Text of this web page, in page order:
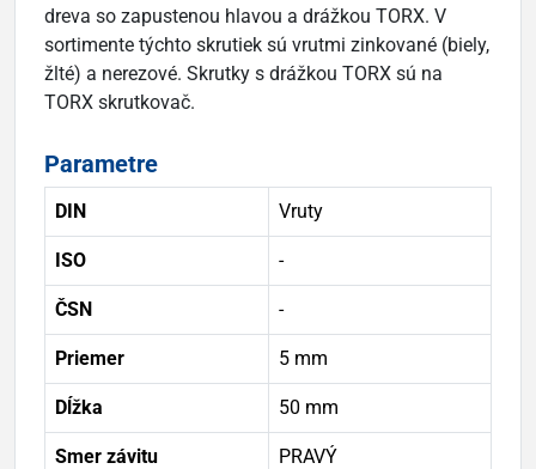
dreva so zapustenou hlavou a drážkou TORX. V
sortimente týchto skrutiek sú vrutmi zinkované (biely,
žlté) a nerezové. Skrutky s drážkou TORX sú na
TORX skrutkovač.
Parametre
DIN Vruty
ISO -
ČSN -
Priemer 5 mm
Dĺžka 50 mm
Smer závitu PRAVÝ